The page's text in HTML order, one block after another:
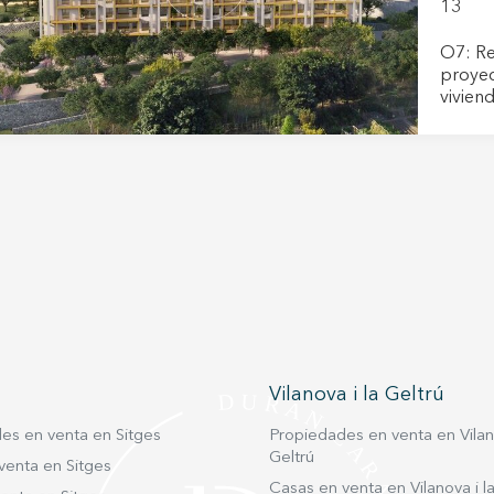
nivel
aguas
dan la
13
O7:
por
los
una
en venta en Sitges
en Sitges
Vilanova i la Geltrú
Propiedades en venta en
Geltrú
Casas en venta en Vilanova i